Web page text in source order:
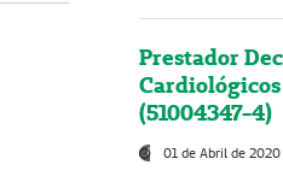
Prestador
(51004347-4)
01 de Abril de 2020